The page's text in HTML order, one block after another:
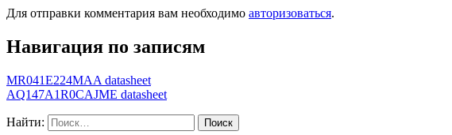
Для отправки комментария вам необходимо авторизоваться.
Навигация по записям
MR041E224MAA datasheet
AQ147A1R0CAJME datasheet
Найти: